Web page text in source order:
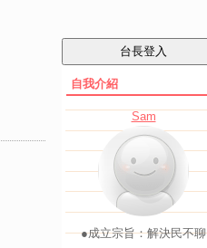
自我介紹
Sam
●成立宗旨：解決民不聊